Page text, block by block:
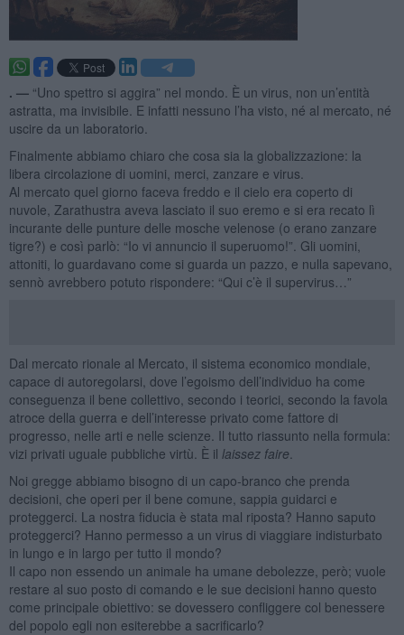
. — “Uno spettro si aggira” nel mondo. È un virus, non un’entità
astratta, ma invisibile. E infatti nessuno l’ha visto, né al mercato, né
uscire da un laboratorio.
Finalmente abbiamo chiaro che cosa sia la globalizzazione: la
libera circolazione di uomini, merci, zanzare e virus.
Al mercato quel giorno faceva freddo e il cielo era coperto di
nuvole, Zarathustra aveva lasciato il suo eremo e si era recato lì
incurante delle punture delle mosche velenose (o erano zanzare
tigre?) e così parlò: “Io vi annuncio il superuomo!”. Gli uomini,
attoniti, lo guardavano come si guarda un pazzo, e nulla sapevano,
sennò avrebbero potuto rispondere: “Qui c’è il supervirus…”
Dal mercato rionale al Mercato, il sistema economico mondiale,
capace di autoregolarsi, dove l’egoismo dell’individuo ha come
conseguenza il bene collettivo, secondo i teorici, secondo la favola
atroce della guerra e dell’interesse privato come fattore di
progresso, nelle arti e nelle scienze. Il tutto riassunto nella formula:
vizi privati uguale pubbliche virtù. È il laissez faire
Noi gregge abbiamo bisogno di un capo-branco che prenda
decisioni, che operi per il bene comune, sappia guidarci e
proteggerci. La nostra fiducia è stata mal riposta? Hanno saputo
proteggerci? Hanno permesso a un virus di viaggiare indisturbato
in lungo e in largo per tutto il mondo?
Il capo non essendo un animale ha umane debolezze, però; vuole
restare al suo posto di comando e le sue decisioni hanno questo
come principale obiettivo: se dovessero confliggere col benessere
del popolo egli non esiterebbe a sacrificarlo?